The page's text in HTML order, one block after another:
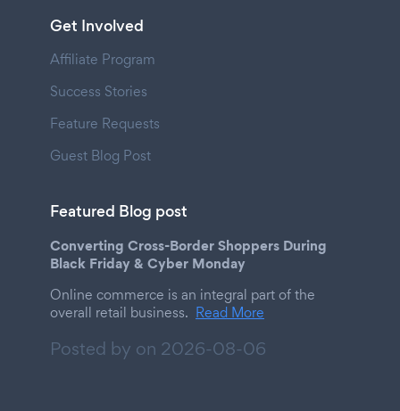
Get Involved
Affiliate Program
Success Stories
Feature Requests
Guest Blog Post
Featured Blog post
Converting Cross-Border Shoppers During
Black Friday & Cyber Monday
Online commerce is an integral part of the
overall retail business. Read More
Posted by on 2026-08-06